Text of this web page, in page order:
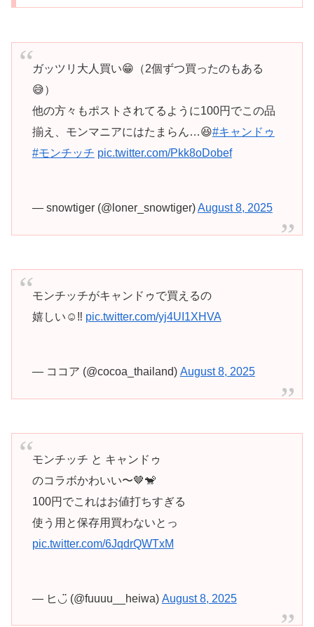
ガッツリ大人買い😁（2個ずつ買ったのもある
😅）
他の方々もポストされてるように100円でこの品
揃え、モンマニアにはたまらん…😆#キャンドゥ
#モンチッチ pic.twitter.com/Pkk8oDobef
— snowtiger (@loner_snowtiger)August 8, 2025
モンチッチがキャンドゥで買えるの
嬉しい☺️‼️ pic.twitter.com/yj4UI1XHVA
— ココア (@cocoa_thailand) August 8, 2025
モンチッチ と キャンドゥ
のコラボかわいい〜🤎🐒
100円でこれはお値打ちすぎる
使う用と保存用買わないとっ
pic.twitter.com/6JqdrQWTxM
— ヒ◡̈ (@fuuuu__heiwa) August 8, 2025